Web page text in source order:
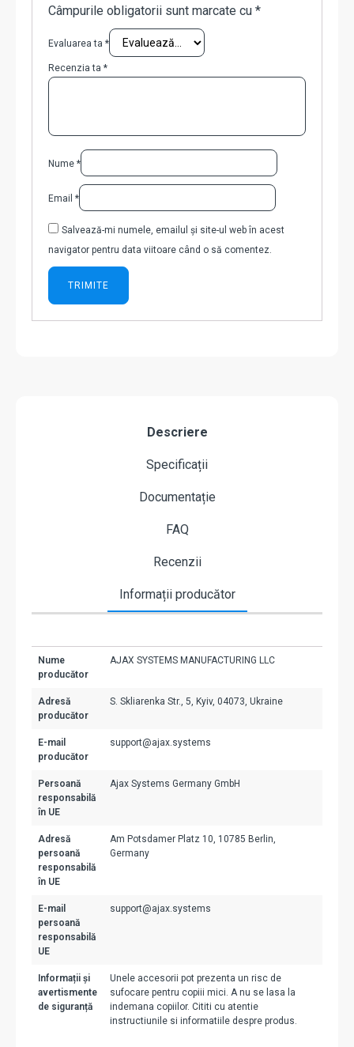
Câmpurile obligatorii sunt marcate cu *
Evaluarea ta *
Recenzia ta *
Nume *
Email *
Salvează-mi numele, emailul și site-ul web în acest
navigator pentru data viitoare când o să comentez.
Descriere
Specificații
Documentație
FAQ
Recenzii
Informații producător
Nume
producător
AJAX SYSTEMS MANUFACTURING LLC
Adresă
producător
S. Skliarenka Str., 5, Kyiv, 04073, Ukraine
E-mail
producător
support@ajax.systems
Persoană
responsabilă
în UE
Ajax Systems Germany GmbH
Adresă
persoană
responsabilă
în UE
Am Potsdamer Platz 10, 10785 Berlin,
Germany
E-mail
persoană
responsabilă
UE
support@ajax.systems
Informații și
avertismente
de siguranță
Unele accesorii pot prezenta un risc de
sufocare pentru copiii mici. A nu se lasa la
indemana copiilor. Cititi cu atentie
instructiunile si informatiile despre produs.